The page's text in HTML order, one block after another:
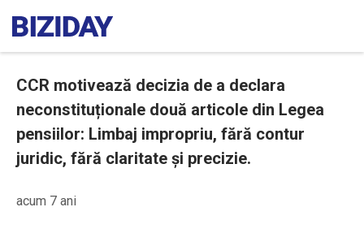
CCR motivează decizia de a declara
neconstituționale două articole din Legea
pensiilor: Limbaj impropriu, fără contur
juridic, fără claritate și precizie.
acum 7 ani